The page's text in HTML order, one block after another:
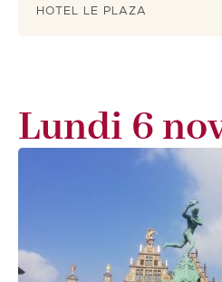
HOTEL LE PLAZA
Lundi 6